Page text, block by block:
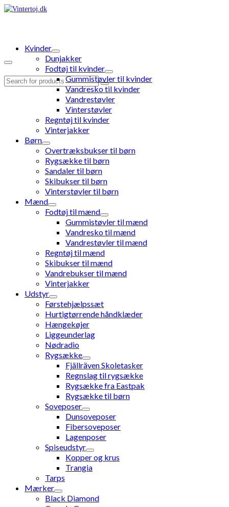
Search
Kvinder
Dunjakker
Fodtøj til kvinder
Gummistøvler til kvinder
Vandresko til kvinder
Vandrestøvler
Vinterstøvler
Regntøj til kvinder
Vinterjakker
Børn
Overtræksbukser til børn
Rygsække til børn
Sandaler til børn
Skibukser til børn
Vinterstøvler til børn
Mænd
Fodtøj til mænd
Gummistøvler til mænd
Vandresko til mænd
Vandrestøvler til mænd
Regntøj til mænd
Skibukser til mænd
Vandrebukser til mænd
Vinterjakker
Udstyr
Førstehjælpssæt
Hurtigtørrende håndklæder
Hængekøjer
Liggeunderlag
Nødradio
Rygsække
Fjällräven Skoletasker
Regnslag til rygsække
Rygsække fra Eastpak
Rygsække til børn
Soveposer
Dunsoveposer
Fibersoveposer
Lagenposer
Spiseudstyr
Kopper og krus
Trangia
Tarps
Mærker
Black Diamond